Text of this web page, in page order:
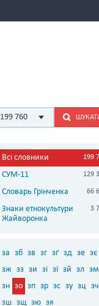
199 760
Всі словники 199
СУМ-11 129
Словарь Грінченка 66
Знаки етнокультури
Жайворонка
3
за зб зв зг зґ зд зе зє
зж зз зи зі зї зй зл зм
зн зо зп зр зс зу зц зч
зш зщ зю зя